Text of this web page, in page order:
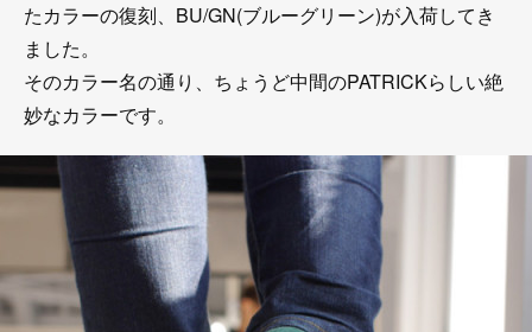
たカラーの復刻、BU/GN(ブルーグリーン)が入荷してき
ました。
そのカラー名の通り、ちょうど中間のPATRICKらしい絶
妙なカラーです。